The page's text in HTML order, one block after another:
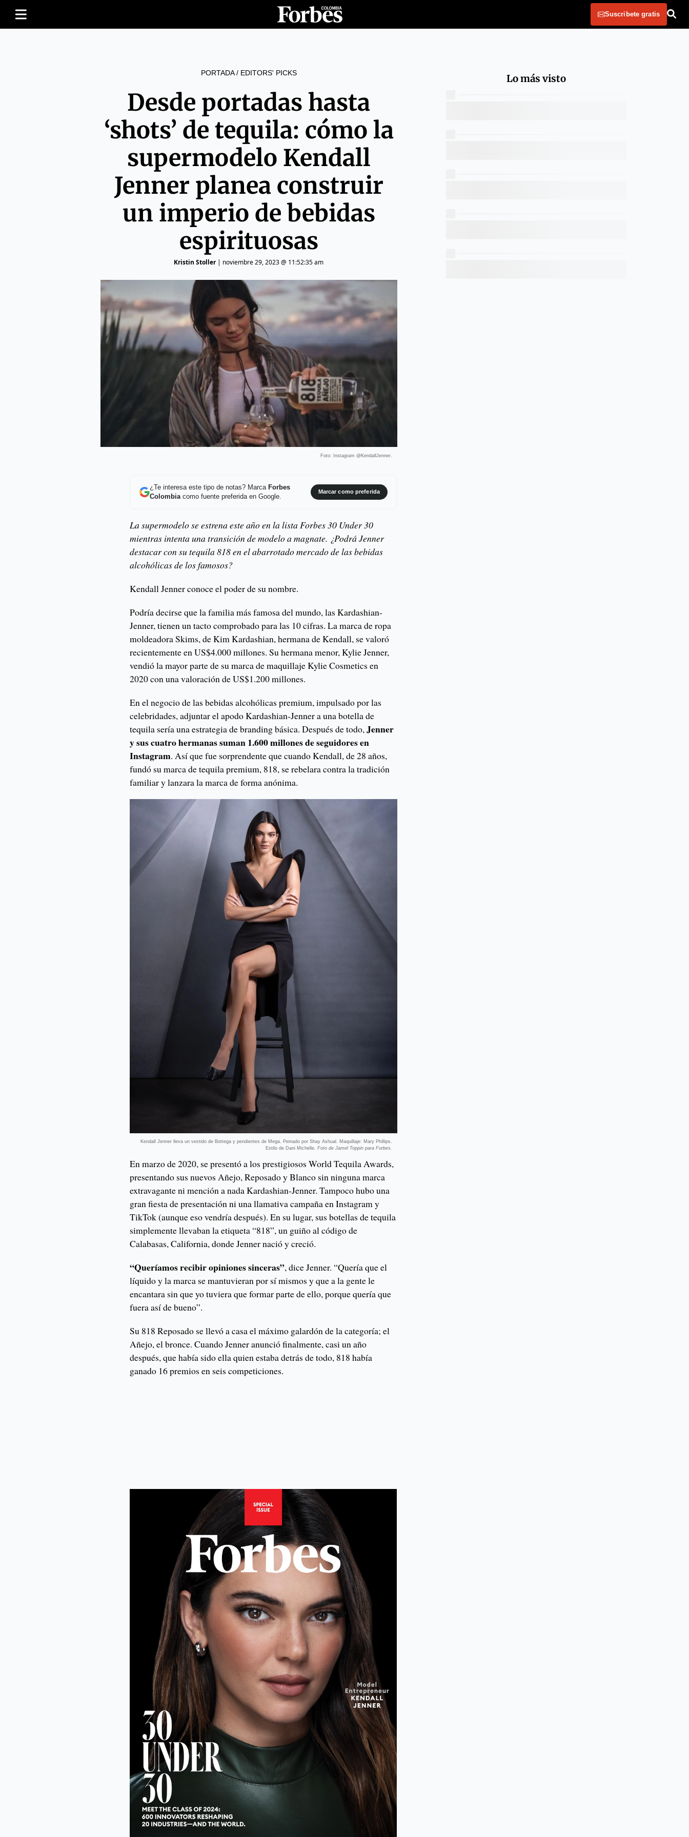
Suscribete gratis
PORTADA/ EDITORS' PICKS
Desde portadas hasta
‘shots’ de tequila: cómo la
supermodelo Kendall
Jenner planea construir
un imperio de bebidas
espirituosas
Kristin Stoller| noviembre 29, 2023 @ 11:52:35 am
Foto: Instagram @KendallJenner.
¿Te interesa este tipo de notas? Marca Forbes
Colombiacomo fuente preferida en Google.
Marcar como preferida
La supermodelo se estrena este año en la lista Forbes 30 Under 30
mientras intenta una transición de modelo a magnate. ¿Podrá Jenner
destacar con su tequila 818 en el abarrotado mercado de las bebidas
alcohólicas de los famosos?
Kendall Jenner conoce el poder de su nombre.
Podría decirse que la familia más famosa del mundo, las Kardashian-
Jenner, tienen un tacto comprobado para las 10 cifras. La marca de ropa
moldeadora Skims, de Kim Kardashian, hermana de Kendall, se valoró
recientemente en US$4.000 millones. Su hermana menor, Kylie Jenner,
vendió la mayor parte de su marca de maquillaje Kylie Cosmetics en
2020 con una valoración de US$1.200 millones.
En el negocio de las bebidas alcohólicas premium, impulsado por las
celebridades, adjuntar el apodo Kardashian-Jenner a una botella de
tequila sería una estrategia de branding básica. Después de todo,Jenner
y sus cuatro hermanas suman 1.600 millones de seguidores en
Instagram. Así que fue sorprendente que cuando Kendall, de 28 años,
fundó su marca de tequila premium, 818, se rebelara contra la tradición
familiar y lanzara la marca de forma anónima.
Kendall Jenner lleva un vestido de Bottega y pendientes de Mega. Peinado por Shay Ashual. Maquillaje: Mary Phillips.
Estilo de Dani Michelle. Foto de Jamel Toppin para Forbes.
En marzo de 2020, se presentó a los prestigiosos World Tequila Awards,
presentando sus nuevos Añejo, Reposado y Blanco sin ninguna marca
extravagante ni mención a nada Kardashian-Jenner. Tampoco hubo una
gran fiesta de presentación ni una llamativa campaña en Instagram y
TikTok (aunque eso vendría después). En su lugar, sus botellas de tequila
simplemente llevaban la etiqueta “818”, un guiño al código de
Calabasas, California, donde Jenner nació y creció.
“Queríamos recibir opiniones sinceras”, dice Jenner. “Quería que el
líquido y la marca se mantuvieran por sí mismos y que a la gente le
encantara sin que yo tuviera que formar parte de ello, porque quería que
fuera así de bueno”.
Su 818 Reposado se llevó a casa el máximo galardón de la categoría; el
Añejo, el bronce. Cuando Jenner anunció finalmente, casi un año
después, que había sido ella quien estaba detrás de todo, 818 había
ganado 16 premios en seis competiciones.
Lo más visto